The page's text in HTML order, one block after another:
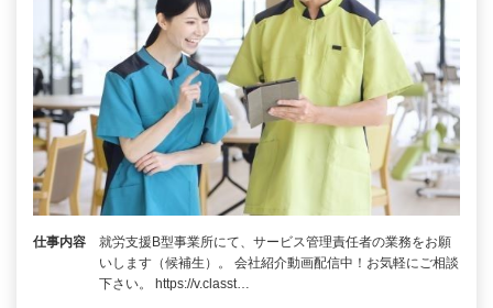
仕事内容
就労支援B型事業所にて、サービス管理責任者の業務をお願
いします（候補生）。 会社紹介動画配信中！お気軽にご相談
下さい。 https://v.classt…